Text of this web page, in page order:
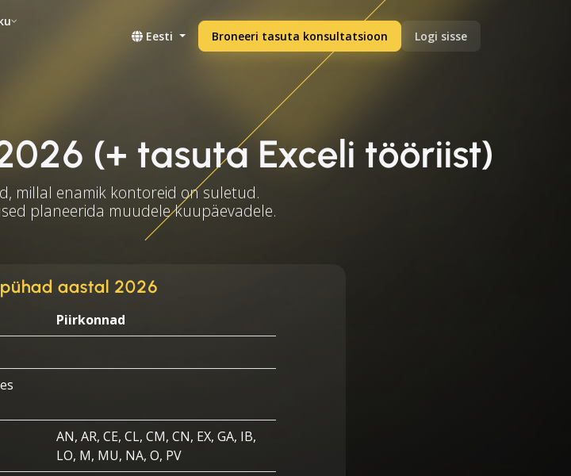
Eesti Broneeri tasuta konsultatsioon Logi sisse
(+ tasuta Exceli tööriist)
millal enamik kontoreid on suletud.
planeerida muudele kuupäevadele.
aastal 2026
Piirkonnad
AN, AR, CE, CL, CM, CN, EX, GA, IB,
LO, M, MU, NA, O, PV